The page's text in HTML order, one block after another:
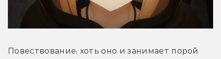
Повествование, хоть оно и занимает порой